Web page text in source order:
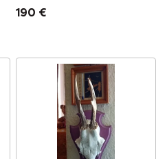
Vintage-Keramik
190 €